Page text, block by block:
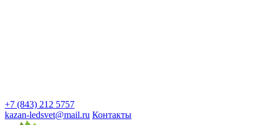
+7 (843) 212 5757
kazan-ledsvet@mail.ru Контакты